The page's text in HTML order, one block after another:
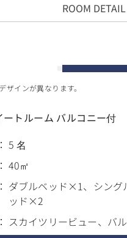
ROOM DETAIL
ザインが異なります。
トルーム バルコニー付
5 名
40
ダブルベッド×1、シン
ッド×2
スカイツリービュー、バ